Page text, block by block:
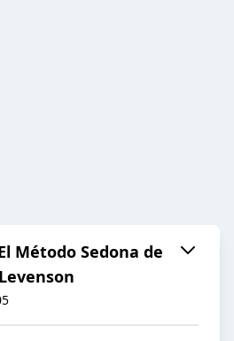
Método Sedona de